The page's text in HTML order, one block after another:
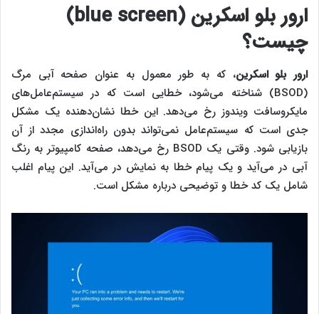
ارور بلو اسکرین (blue screen
)
چیست؟
ارور بلو اسکرین، که به طور معمول به عنوان صفحه آبی مرگ
(BSOD) شناخته می‌شود، خطایی است که در سیستم‌عامل‌های
مایکروسافت ویندوز رخ می‌دهد. این خطا نشان‌دهنده‌ یک مشکل
جدی است که سیستم‌عامل نمی‌تواند بدون راه‌اندازی مجدد از آن
بازیابی شود. وقتی یک BSOD رخ می‌دهد، صفحه کامپیوتر به رنگ
آبی در می‌آید و یک پیام خطا به نمایش در می‌آید. این پیام اغلب
شامل یک کد خطا و توضیحی درباره مشکل است.